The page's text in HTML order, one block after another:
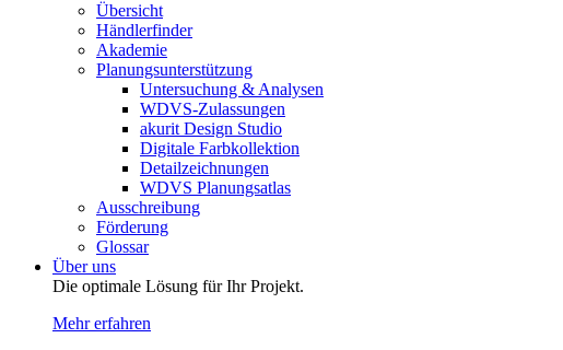
Übersicht
Händlerfinder
Akademie
Planungsunterstützung
Untersuchung & Analysen
WDVS-Zulassungen
akurit Design Studio
Digitale Farbkollektion
Detailzeichnungen
WDVS Planungsatlas
Ausschreibung
Förderung
Glossar
Über uns
Die optimale Lösung für Ihr Projekt.
Mehr erfahren